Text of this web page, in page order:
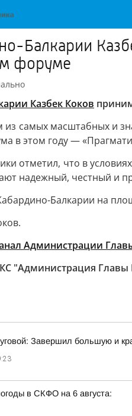
Балкарии
форуме
Казбек Коков
самых масштабных и
в этом году —
отметил, что в
надежный, честный и
Балкарии на
Администрации
"Администрация Главы
Завершил большую и
в СКФО на 6 августа: